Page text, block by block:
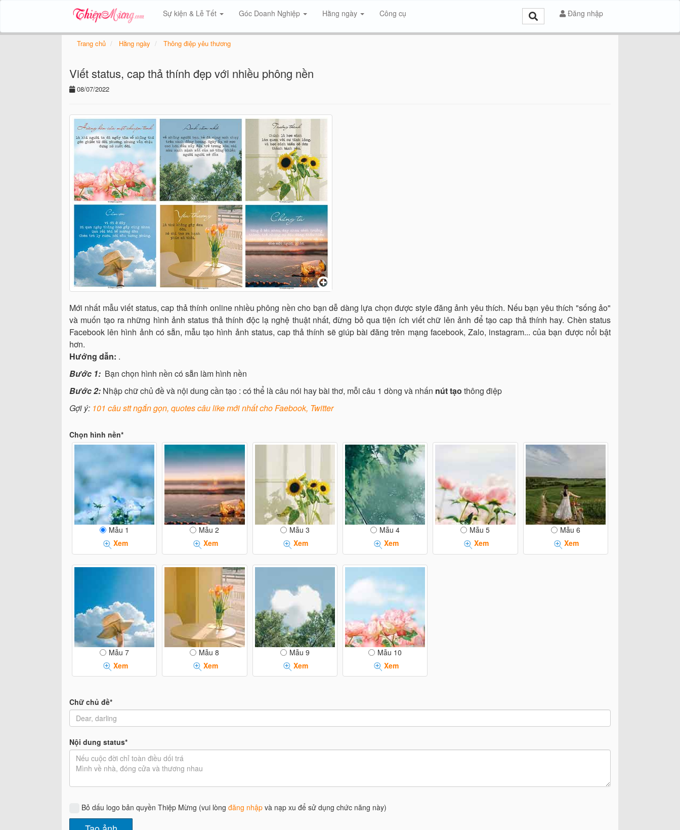
Sự kiện & Lễ Tết Góc Doanh Nghiệp Hằng ngày Công cụ Đăng nhập
Trang chủ Hằng ngày Thông điệp yêu thương
Viết status, cap thả thính đẹp với nhiều phông nền
08/07/2022
Mới nhất mẫu viết status, cap thả thính online nhiều phông nền cho bạn dễ dàng lựa chọn được style đăng ảnh yêu thích. Nếu bạn yêu thích "sống ảo"
và muốn tạo ra những hình ảnh status thả thính độc lạ nghệ thuật nhất, đừng bỏ qua tiện ích viết chữ lên ảnh để tạo cap thả thính hay. Chèn status
Facebook lên hình ảnh có sẵn, mẫu tạo hình ảnh status, cap thả thính sẽ giúp bài đăng trên mạng facebook, Zalo, instagram... của bạn được nổi bật
hơn.
Hướng dẫn: .
Bước 1: Bạn chọn hình nền có sẵn làm hình nền
Bước 2: Nhập chữ chủ đề và nội dung cần tạo : có thể là câu nói hay bài thơ, mỗi câu 1 dòng và nhấn nút tạo thông điệp
Gợi ý: 101 câu stt ngắn gọn, quotes câu like mới nhất cho Faebook, Twitter
Chọn hình nền*
Mẫu 1
Xem
Mẫu 2
Xem
Mẫu 3
Xem
Mẫu 4
Xem
Mẫu 5
Xem
Mẫu 6
Xem
Mẫu 7
Xem
Mẫu 8
Xem
Mẫu 9
Xem
Mẫu 10
Xem
Chữ chủ đề*
Nội dung status*
Bỏ dấu logo bản quyền Thiệp Mừng (vui lòng đăng nhập và nạp xu để sử dụng chức năng này)